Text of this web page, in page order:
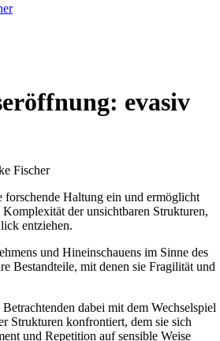
evasiv
Fischer
forschende Haltung ein und ermöglicht
der unsichtbaren Strukturen,
entziehen.
und Hineinschauens im Sinne des
Bestandteile, mit denen sie Fragilität und
dabei mit dem Wechselspiel
Strukturen konfrontiert, dem sie sich
und Repetition auf sensible Weise